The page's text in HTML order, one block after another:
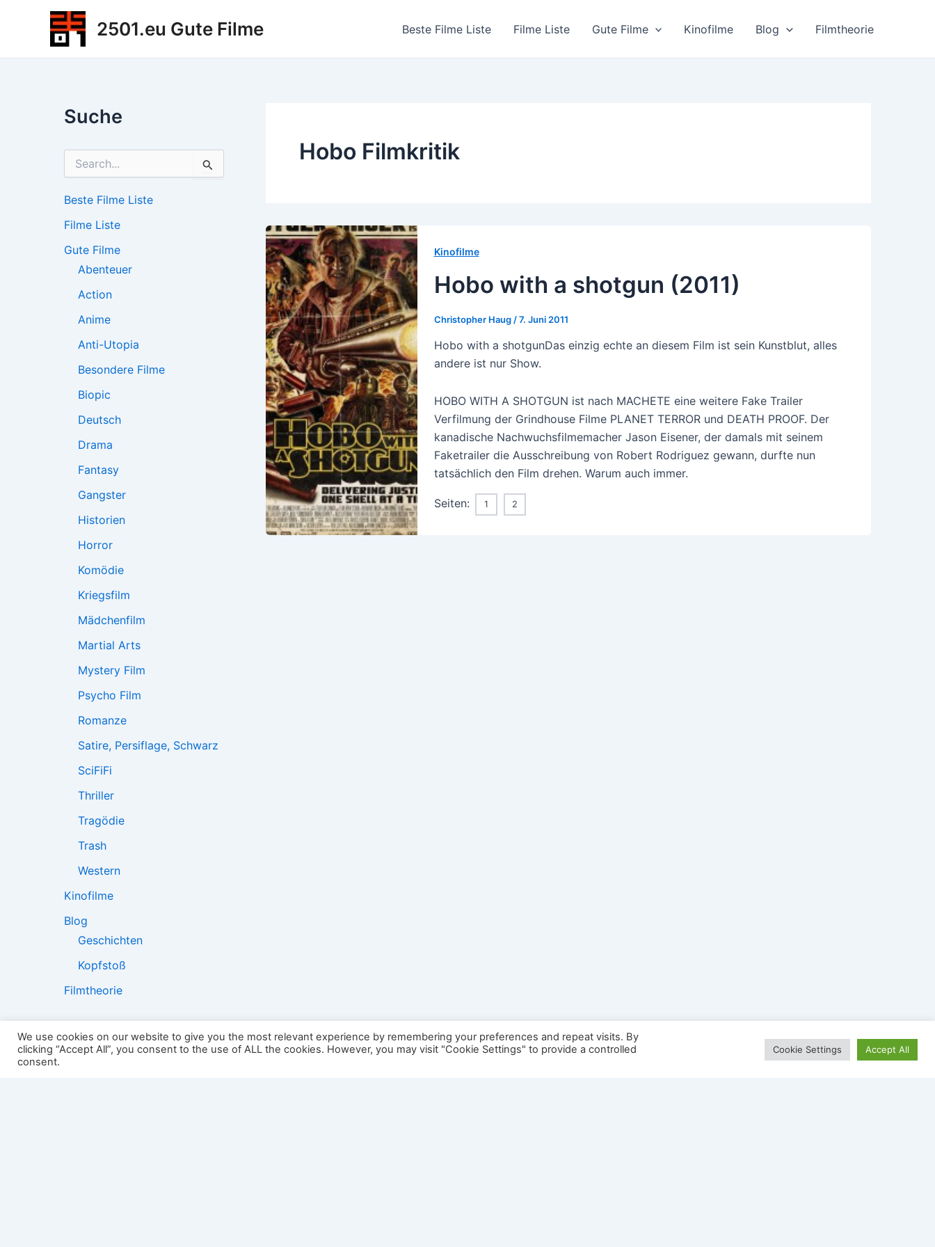
2501.eu Gute Filme Beste Filme Liste Filme Liste Gute Filme Kinofilme Blog Filmtheorie
Suche
h
n
a
Beste Filme Liste
Filme Liste
Gute Filme
Abenteuer
Action
Anime
Anti-Utopia
Besondere Filme
Biopic
Deutsch
Drama
Fantasy
Gangster
Historien
Horror
Komödie
Kriegsfilm
Mädchenfilm
Martial Arts
Mystery Film
Psycho Film
Romanze
Satire, Persiflage, Schwarz
SciFiFi
Thriller
Tragödie
Trash
Western
Kinofilme
Blog
Geschichten
Kopfstoß
Filmtheorie
Hobo Filmkritik
Kinofilme
Hobo with a shotgun (2011)
Christopher Haug /7. Juni 2011
Hobo with a shotgunDas einzig echte an diesem Film ist sein Kunstblut, alles
andere ist nur Show.
HOBO WITH A SHOTGUN ist nach MACHETE eine weitere Fake Trailer
Verfilmung der Grindhouse Filme PLANET TERROR und DEATH PROOF. Der
kanadische Nachwuchsfilmemacher Jason Eisener, der damals mit seinem
Faketrailer die Ausschreibung von Robert Rodriguez gewann, durfte nun
tatsächlich den Film drehen. Warum auch immer.
Seiten: 1 2
2501:
We use cookies on our website to give you the most relevant experience by remembering your preferences and repeat visits. By
clicking “Accept All”, you consent to the use of ALL the cookies. However, you may visit "Cookie Settings" to provide a controlled
consent.
Cookie Settings Accept All